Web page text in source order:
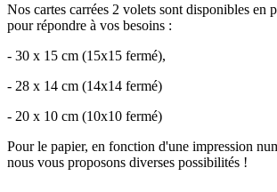
Nos cartes carrées 2 volets sont disponibles en
pour répondre à vos besoins :
- 30 x 15 cm (15x15 fermé),
- 28 x 14 cm (14x14 fermé)
- 20 x 10 cm (10x10 fermé)
Pour le papier, en fonction d'une impression
nous vous proposons diverses possibilités !